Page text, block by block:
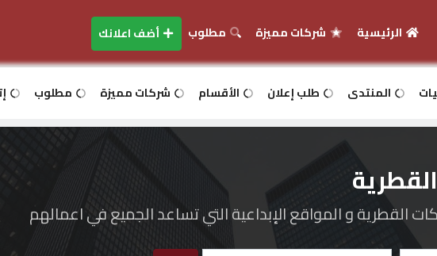
الرئيسية شركات مميزة مطلوب أضف اعلانك
المنتدى طلب إعلان الأقسام شركات مميزة مطلوب
القطرية و المواقع الإبداعية التي تساعد الجميع في اعمالهم